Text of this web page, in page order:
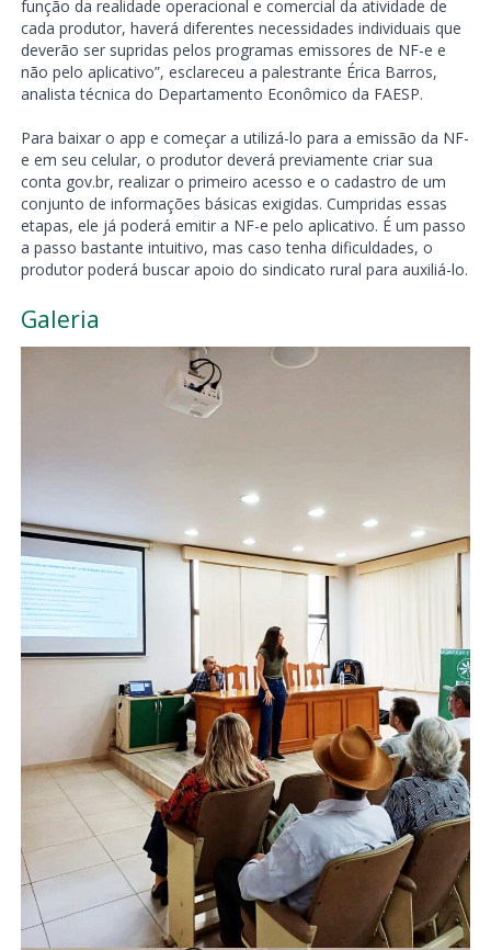
função da realidade operacional e comercial da atividade de
cada produtor, haverá diferentes necessidades individuais que
deverão ser supridas pelos programas emissores de NF-e e
não pelo aplicativo”, esclareceu a palestrante Érica Barros,
analista técnica do Departamento Econômico da FAESP.
Para baixar o app e começar a utilizá-lo para a emissão da NF-
e em seu celular, o produtor deverá previamente criar sua
conta gov.br, realizar o primeiro acesso e o cadastro de um
conjunto de informações básicas exigidas. Cumpridas essas
etapas, ele já poderá emitir a NF-e pelo aplicativo. É um passo
a passo bastante intuitivo, mas caso tenha dificuldades, o
produtor poderá buscar apoio do sindicato rural para auxiliá-lo.
Galeria